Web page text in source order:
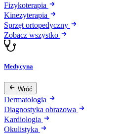
Fizykoterapia
Kinezyterapia
Sprzęt ortopedyczny
Zobacz wszystko
Medycyna
Wróć
Dermatologia
Diagnostyka obrazowa
Kardiologia
Okulistyka